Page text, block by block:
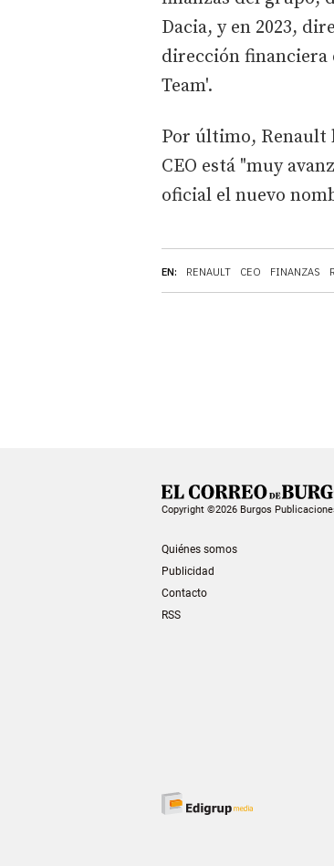
EN: RENAULT CEO FINANZAS
Dacia, y en 2023,
dirección financiera
Team'.
Por último, Renault
CEO está "muy
oficial el nuevo
Copyright ©2026 Burgos
Quiénes somos
Publicidad
Contacto
RSS